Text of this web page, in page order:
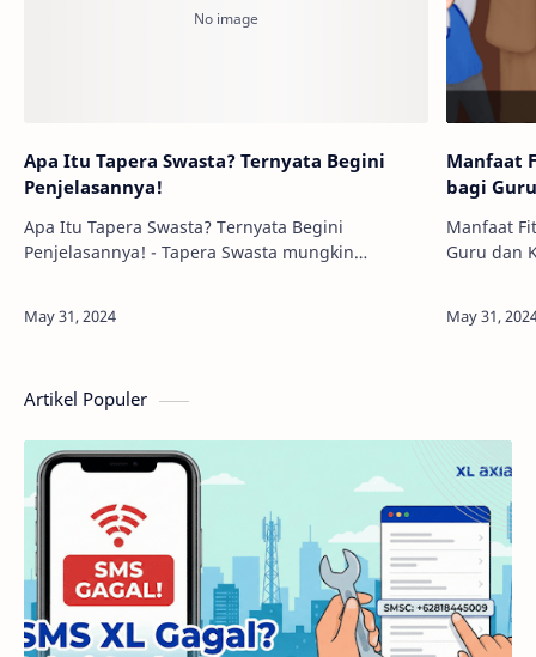
Apa Itu Tapera Swasta? Ternyata Begini
Penjelasannya!
Apa Itu Tapera Swasta? Ternyata Begini
Penjelasannya! - Tapera Swasta mungkin
seiring dengan me…
Manfaat
bagi
Manfaat
Guru dan
Artikel Populer